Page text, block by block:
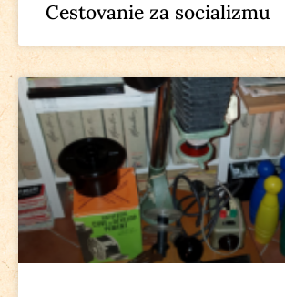
Cestovanie za socializmu